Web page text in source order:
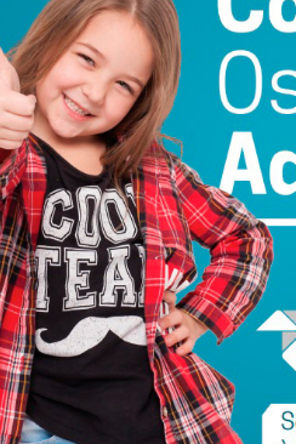
obtenha de forma regular a
ostermos e condições